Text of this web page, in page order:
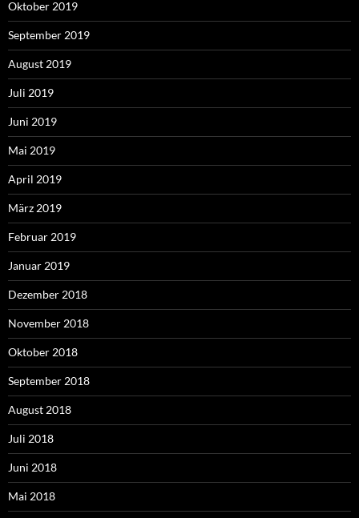
Oktober 2019
September 2019
August 2019
Juli 2019
Juni 2019
Mai 2019
April 2019
März 2019
Februar 2019
Januar 2019
Dezember 2018
November 2018
Oktober 2018
September 2018
August 2018
Juli 2018
Juni 2018
Mai 2018